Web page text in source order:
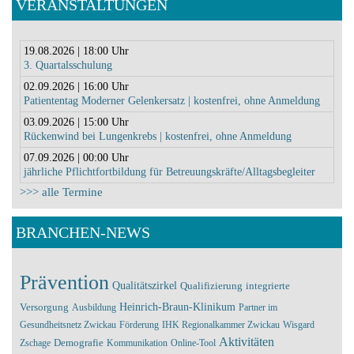
VERANSTALTUNGEN
19.08.2026 | 18:00 Uhr
3. Quartalsschulung
02.09.2026 | 16:00 Uhr
Patiententag Moderner Gelenkersatz | kostenfrei, ohne Anmeldung
03.09.2026 | 15:00 Uhr
Rückenwind bei Lungenkrebs | kostenfrei, ohne Anmeldung
07.09.2026 | 00:00 Uhr
jährliche Pflichtfortbildung für Betreuungskräfte/Alltagsbegleiter
>>> alle Termine
BRANCHEN-NEWS
Prävention Qualitätszirkel Qualifizierung integrierte
Versorgung Ausbildung Heinrich-Braun-Klinikum Partner im
Gesundheitsnetz Zwickau Förderung IHK Regionalkammer Zwickau Wisgard
Zschage Demografie Kommunikation Online-Tool Aktivitäten